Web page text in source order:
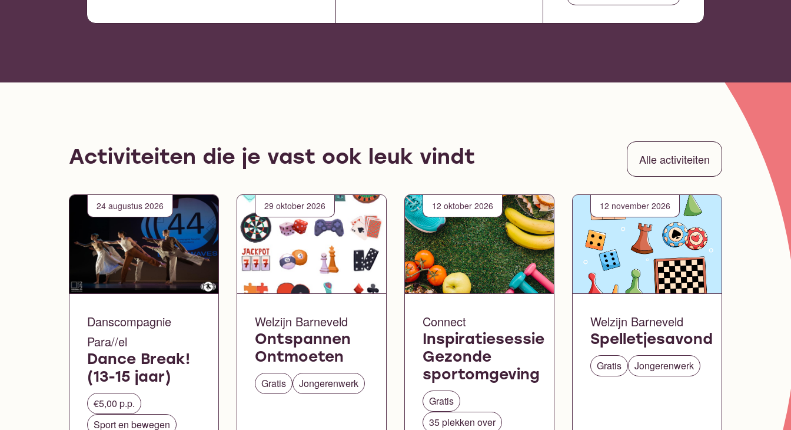
Activiteiten die je vast ook leuk vindt Alle activiteiten
24 augustus 2026
Danscompagnie
Para//el
Dance Break!
(13-15 jaar)
€5,00 p.p.
Sport en bewegen
29 oktober 2026
Welzijn Barneveld
Ontspannen
Ontmoeten
Gratis Jongerenwerk
12 oktober 2026
Connect
Inspiratiesessie
Gezonde
sportomgeving
Gratis
35 plekken over
12 november 2026
Welzijn Barneveld
Spelletjesavond
Gratis Jongerenwerk